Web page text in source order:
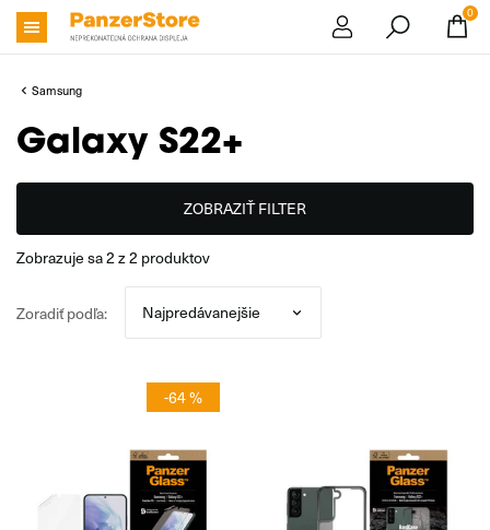
0
Samsung
Galaxy S22+
ZOBRAZIŤ FILTER
zobrazuje sa2z2 produktov
Zoradiť podľa:
-64 %